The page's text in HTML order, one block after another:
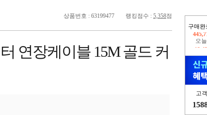
구매완
오
고
상품번호 : 63199477 랭킹점수 : 5,358점
터 연장케이블 15M 골드 커